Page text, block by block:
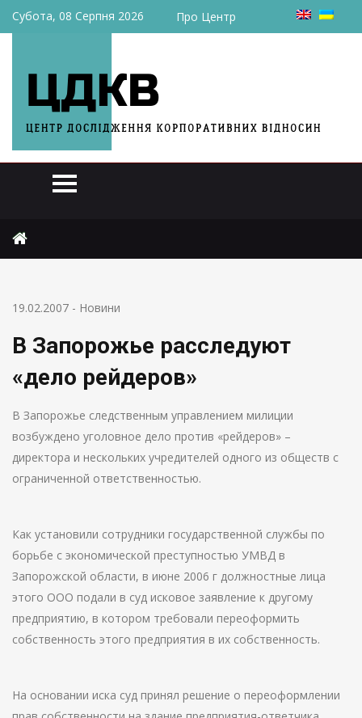
Субота, 08 Серпня 2026 Про Центр
В Запорожье расследуют «дело рейдеров»
19.02.2007 - Новини
В Запорожье расследуют
«дело рейдеров»
В Запорожье следственным управлением милиции
возбуждено уголовное дело против «рейдеров» –
директора и нескольких учредителей одного из обществ с
ограниченной ответственностью.
Как установили сотрудники государственной службы по
борьбе с экономической преступностью УМВД в
Запорожской области, в июне 2006 г должностные лица
этого ООО подали в суд исковое заявление к другому
предприятию, в котором требовали переоформить
собственность этого предприятия в их собственность.
На основании иска суд принял решение о переоформлении